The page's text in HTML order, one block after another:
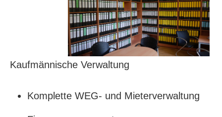
Kaufmännische Verwaltung
Komplette WEG- und Mieterverwaltung